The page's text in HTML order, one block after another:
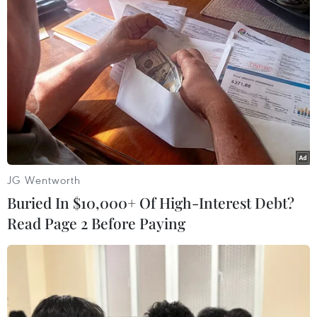
nhớ nguồn,” “đền ơn đáp nghĩa” đã trở thành
truyền thống, nét đẹp văn hóa được các thế hệ
cán bộ, người lao động Agribank trân trọng, gìn
giữ và tích cực phát huy./.
(Vietnam+)
JG Wentworth
Buried In $10,000+ Of High-Interest Debt?
Read Page 2 Before Paying